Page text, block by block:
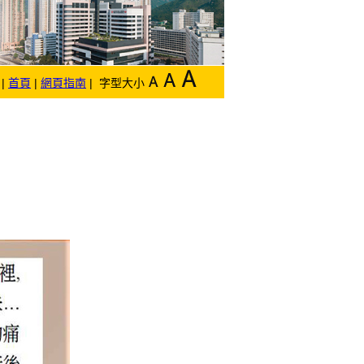
| 首頁 | 網頁指南 | 字型大小